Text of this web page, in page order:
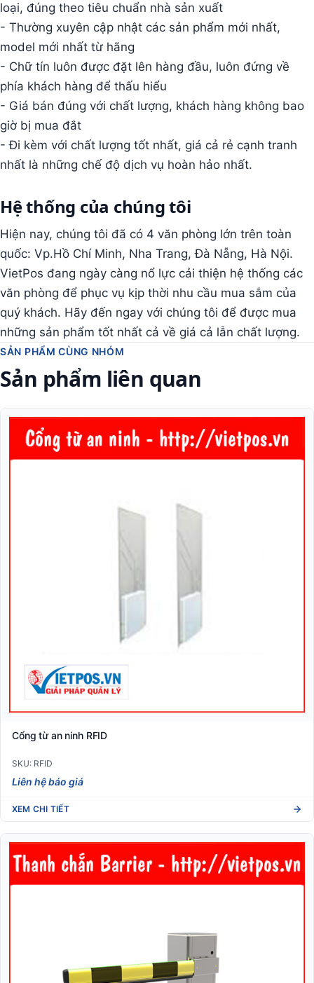
loại, đúng theo tiêu chuẩn nhà sản xuất
- Thường xuyên cập nhật các sản phẩm mới nhất,
model mới nhất từ hãng
- Chữ tín luôn được đặt lên hàng đầu, luôn đứng về
phía khách hàng để thấu hiểu
- Giá bán đúng với chất lượng, khách hàng không bao
giờ bị mua đắt
- Đi kèm với chất lượng tốt nhất, giá cả rẻ cạnh tranh
nhất là những chế độ dịch vụ hoàn hảo nhất.
Hệ thống của chúng tôi
Hiện nay, chúng tôi đã có 4 văn phòng lớn trên toàn
quốc: Vp.Hồ Chí Minh, Nha Trang, Đà Nẵng, Hà Nội.
VietPos đang ngày càng nổ lực cải thiện hệ thống các
văn phòng để phục vụ kịp thời nhu cầu mua sắm của
quý khách. Hãy đến ngay với chúng tôi để được mua
những sản phẩm tốt nhất cả về giá cả lẫn chất lượng.
SẢN PHẨM CÙNG NHÓM
Sản phẩm liên quan
Cổng từ an ninh RFID
SKU: RFID
Liên hệ báo giá
XEM CHI TIẾT